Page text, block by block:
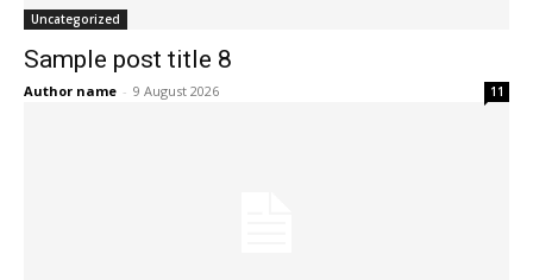
Uncategorized
Sample post title 8
Author name - 9 August 2026 11